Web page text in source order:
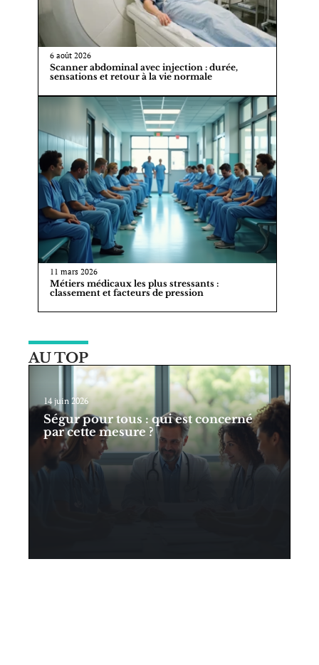
6 août 2026
Scanner abdominal avec injection : durée,
sensations et retour à la vie normale
11 mars 2026
Métiers médicaux les plus stressants :
classement et facteurs de pression
AU TOP
14 juin 2026
Ségur pour tous : qui est concerné
par cette mesure ?